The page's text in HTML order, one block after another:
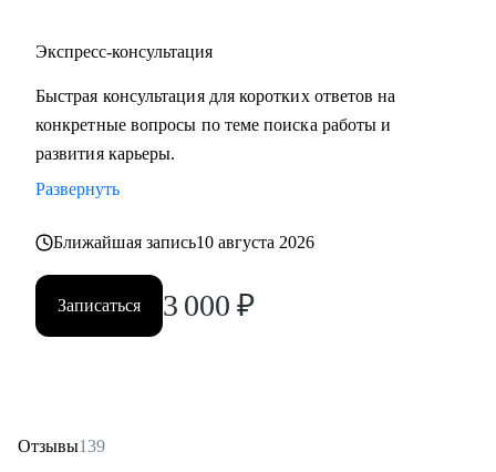
Экспресс-консультация
Быстрая консультация для коротких ответов на
конкретные вопросы по теме поиска работы и
развития карьеры.
Развернуть
Ближайшая запись10 августа 2026
Записаться 3 000 ₽
Отзывы139